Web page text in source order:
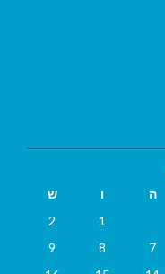
ה ו
ש
1
2
7
8
9